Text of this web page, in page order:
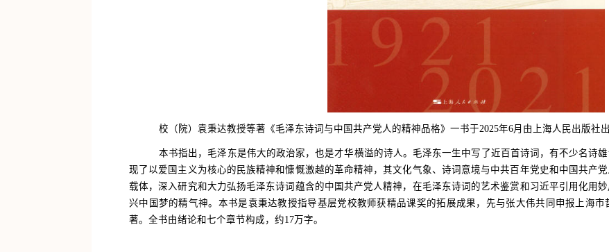
校（院）袁秉达教授等著《毛泽东诗词与中国共产党人的精神品格》一书于2025年6月由上海人民出版社出
本书指出，毛泽东是伟大的政治家，也是才华横溢的诗人。毛泽东一生中写了近百首诗词，有不少名诗
现了以爱国主义为核心的民族精神和慷慨激越的革命精神，其文化气象、诗词意境与中共百年党史和中国共产
载体，深入研究和大力弘扬毛泽东诗词蕴含的中国共产党人精神，在毛泽东诗词的艺术鉴赏和习近平引用化用
兴中国梦的精气神。本书是袁秉达教授指导基层党校教师获精品课奖的拓展成果，先与张大伟共同申报上海
著。全书由绪论和七个章节构成，约17万字。